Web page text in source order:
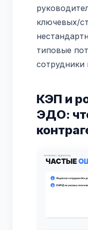
ключевых/
типовые
сотрудники
КЭП и
ЭДО: